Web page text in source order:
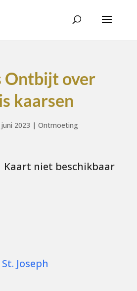
Ontbijt over
kaarsen
2023 | Ontmoeting
Kaart niet beschikbaar
Joseph